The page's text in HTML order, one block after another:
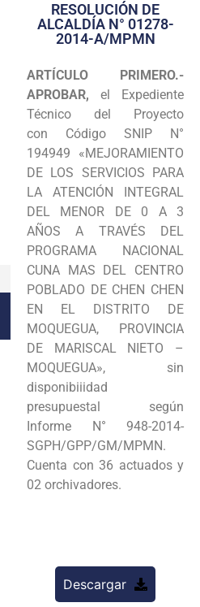
Transparencia
Programas
Intranet
RESOLUCIÓN DE
ALCALDÍA N° 01278-
2014-A/MPMN
ARTÍCULO PRIMERO.-
APROBAR, el Expediente
Técnico del Proyecto
con Código SNIP N°
194949 «MEJORAMIENTO
DE LOS SERVICIOS PARA
LA ATENCIÓN INTEGRAL
DEL MENOR DE 0 A 3
AÑOS A TRAVÉS DEL
PROGRAMA NACIONAL
CUNA MAS DEL CENTRO
POBLADO DE CHEN CHEN
EN EL DISTRITO DE
MOQUEGUA, PROVINCIA
DE MARISCAL NIETO –
MOQUEGUA», sin
disponibiiidad
presupuestal según
Informe N° 948-2014-
SGPH/GPP/GM/MPMN.
Cuenta con 36 actuados y
02 orchivadores.
Descargar